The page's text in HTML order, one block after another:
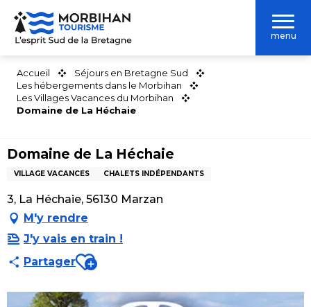
Aller
contenu
menu
Accueil
Séjours en Bretagne Sud
Les hébergements dans le Morbihan
Les Villages Vacances du Morbihan
Domaine de La Héchaie
Domaine de La Héchaie
VILLAGE VACANCES CHALETS INDÉPENDANTS
3, La Héchaie, 56130 Marzan
M'y rendre
J'y vais en train !
PartagerAjouter aux favoris